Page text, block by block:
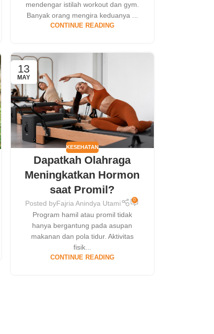
mendengar istilah workout dan gym.
Banyak orang mengira keduanya ...
CONTINUE READING
13
MAY
KESEHATAN
Dapatkah Olahraga
Meningkatkan Hormon
saat Promil?
Posted byFajria Anindya Utami 0
Program hamil atau promil tidak
hanya bergantung pada asupan
makanan dan pola tidur. Aktivitas
fisik...
CONTINUE READING